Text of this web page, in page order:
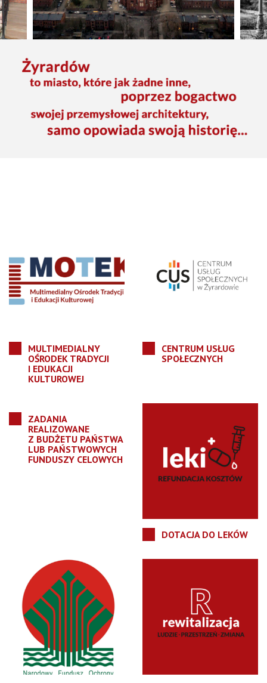
MULTIMEDIALNY
OŚRODEK TRADYCJI
I EDUKACJI
KULTUROWEJ
CENTRUM USŁUG
SPOŁECZNYCH
ZADANIA
REALIZOWANE
Z BUDŻETU PAŃSTWA
LUB PAŃSTWOWYCH
FUNDUSZY CELOWYCH
DOTACJA DO LEKÓW